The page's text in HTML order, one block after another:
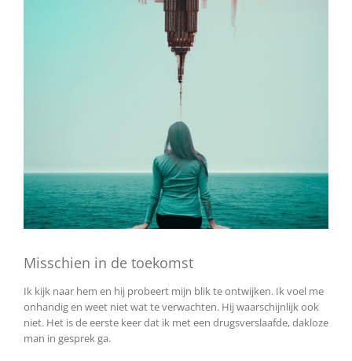
Misschien in de toekomst
Ik kijk naar hem en hij probeert mijn blik te ontwijken. Ik voel me
onhandig en weet niet wat te verwachten. Hij waarschijnlijk ook
niet. Het is de eerste keer dat ik met een drugsverslaafde, dakloze
man in gesprek ga.